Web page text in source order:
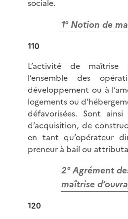
sociale.
1° Notion de
110
L’activité de maîtrise
l’ensemble des
développement ou à
logements ou
défavorisées. Sont
d’acquisition, de
en tant qu’opérateur
preneur à bail ou
2° Agrément
maîtrise
120